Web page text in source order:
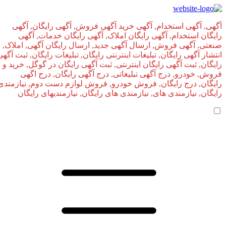
آگهی, آگهی استخدام, آگهی خرید آگهی فروش, آگهی رایگان, آگهی
رایگان استخدام, آگهی رایگان املاک, آگهی رایگان خدمات, آگهی
صنعتی, آگهی فروش, ارسال آگهی جدید, ارسال رایگان آگهی, املاک,
انتشار آگهی رایگان, تبلیغات اینترنتی رایگان, تبلیغات رایگان, ثبت آگهی
رایگان, ثبت آگهی رایگان اینترنتی, ثبت آگهی رایگان در گوگل, خرید و
فروش, خودرو, درج آگهی تبلیغاتی, درج آگهی رایگان, درج اگهی
رایگان, درج رایگان, فروش خودرو, فروش لوازم دست دوم, نیازمندی
رایگان, نیازمندی های, نیازمندی‌ های رایگان, نیازمندیهای رایگان